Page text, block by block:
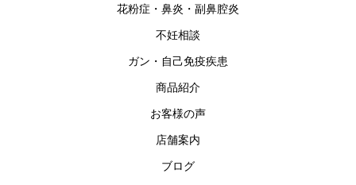
花粉症・鼻炎・副鼻腔炎
不妊相談
ガン・自己免疫疾患
商品紹介
お客様の声
店舗案内
ブログ